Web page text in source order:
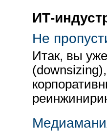
ИТ-
Не
Итак, вы